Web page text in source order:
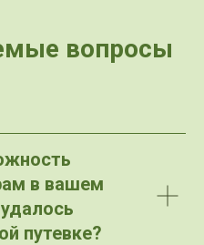
вопросы
в вашем
путевке?